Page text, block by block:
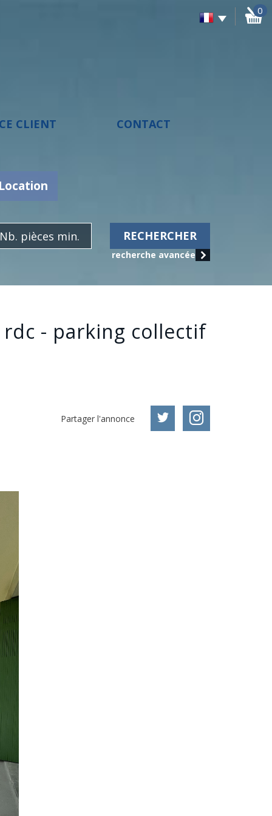
0
CLIENT CONTACT
RECHERCHER
recherche avancée
rdc - parking collectif
Partager l'annonce